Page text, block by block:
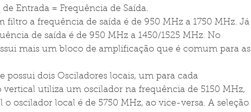
Entrada = Frequência de Saída.
filtro a frequência de saída é de 950 MHz a 1750 MHz. Já
de saída é de 950 MHz a 1450/1525 MHz. No
mais um bloco de amplificação que é comum para as
possui dois Osciladores locais, um para cada
vertical utiliza um oscilador na frequência de 5150 MHz,
oscilador local é de 5750 MHz, ao vice-versa. A seleção